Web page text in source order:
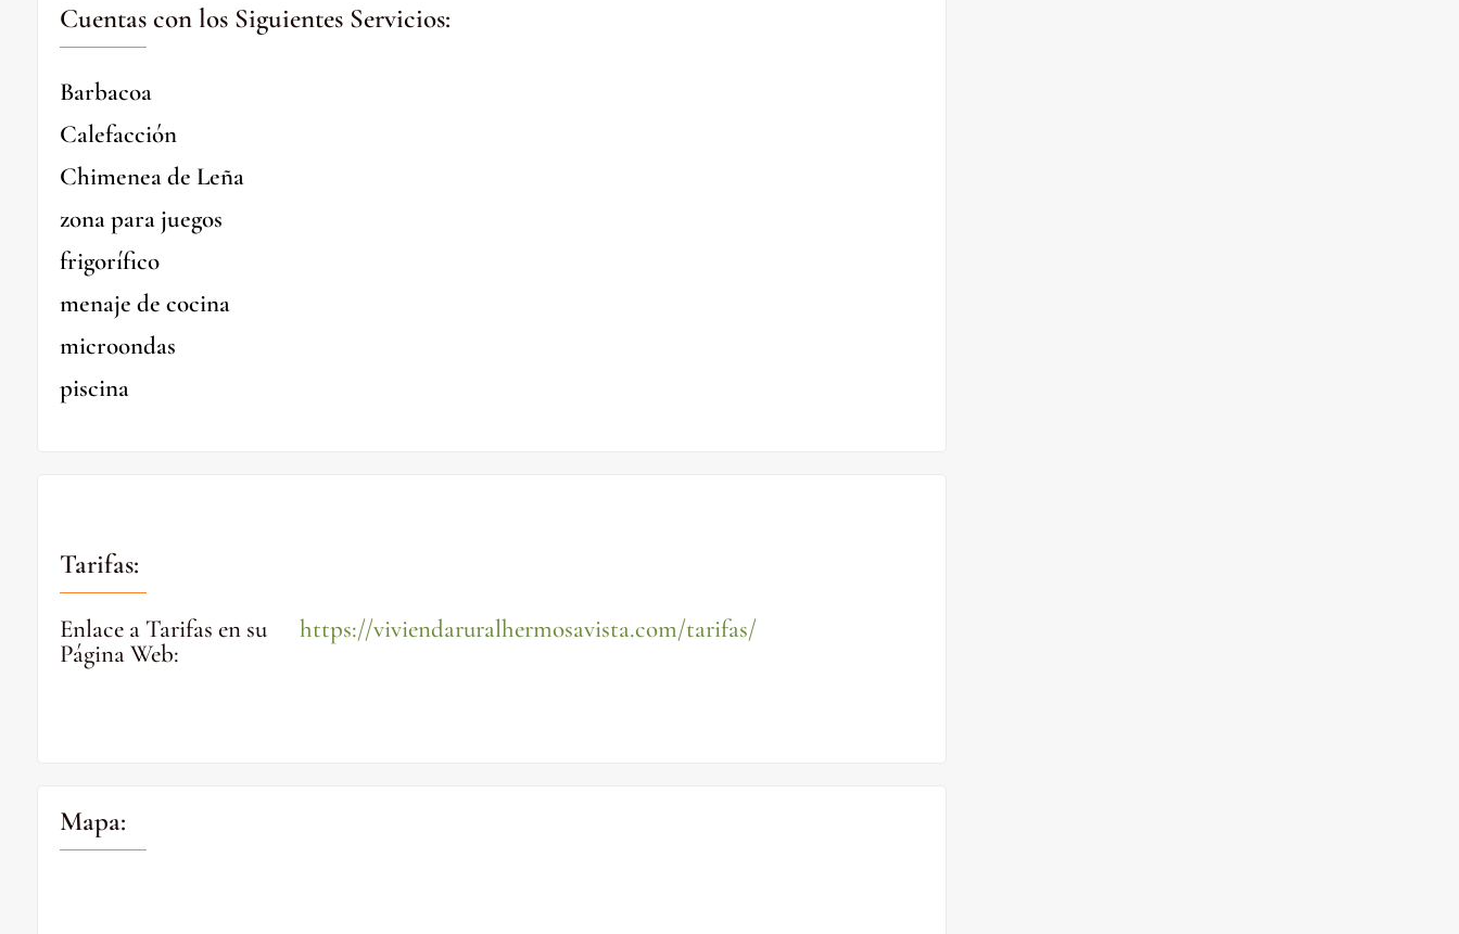
Cuentas con los Siguientes Servicios:
Barbacoa
Calefacción
Chimenea de Leña
zona para juegos
frigorífico
menaje de cocina
microondas
piscina
Tarifas:
Enlace a Tarifas en su
Página Web:
https://viviendaruralhermosavista.com/tarifas/
Mapa: